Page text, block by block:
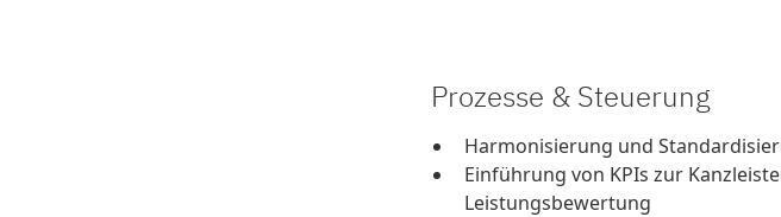
Prozesse & Steuerung
Harmonisierung und
Einführung von KPIs zur
Leistungsbewertung